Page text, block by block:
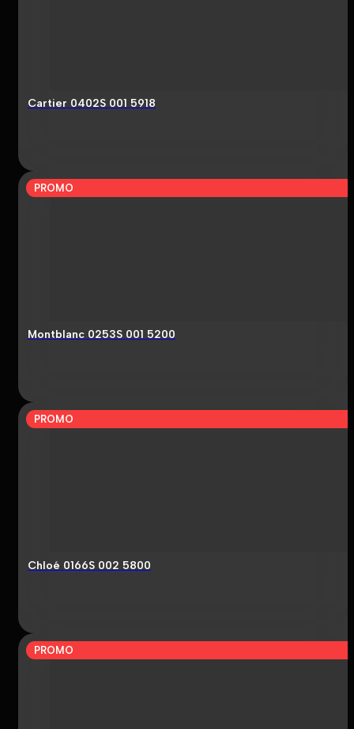
Cartier 0402S 001 5918
PROMO
Montblanc 0253S 001 5200
PROMO
Chloé 0166S 002 5800
PROMO